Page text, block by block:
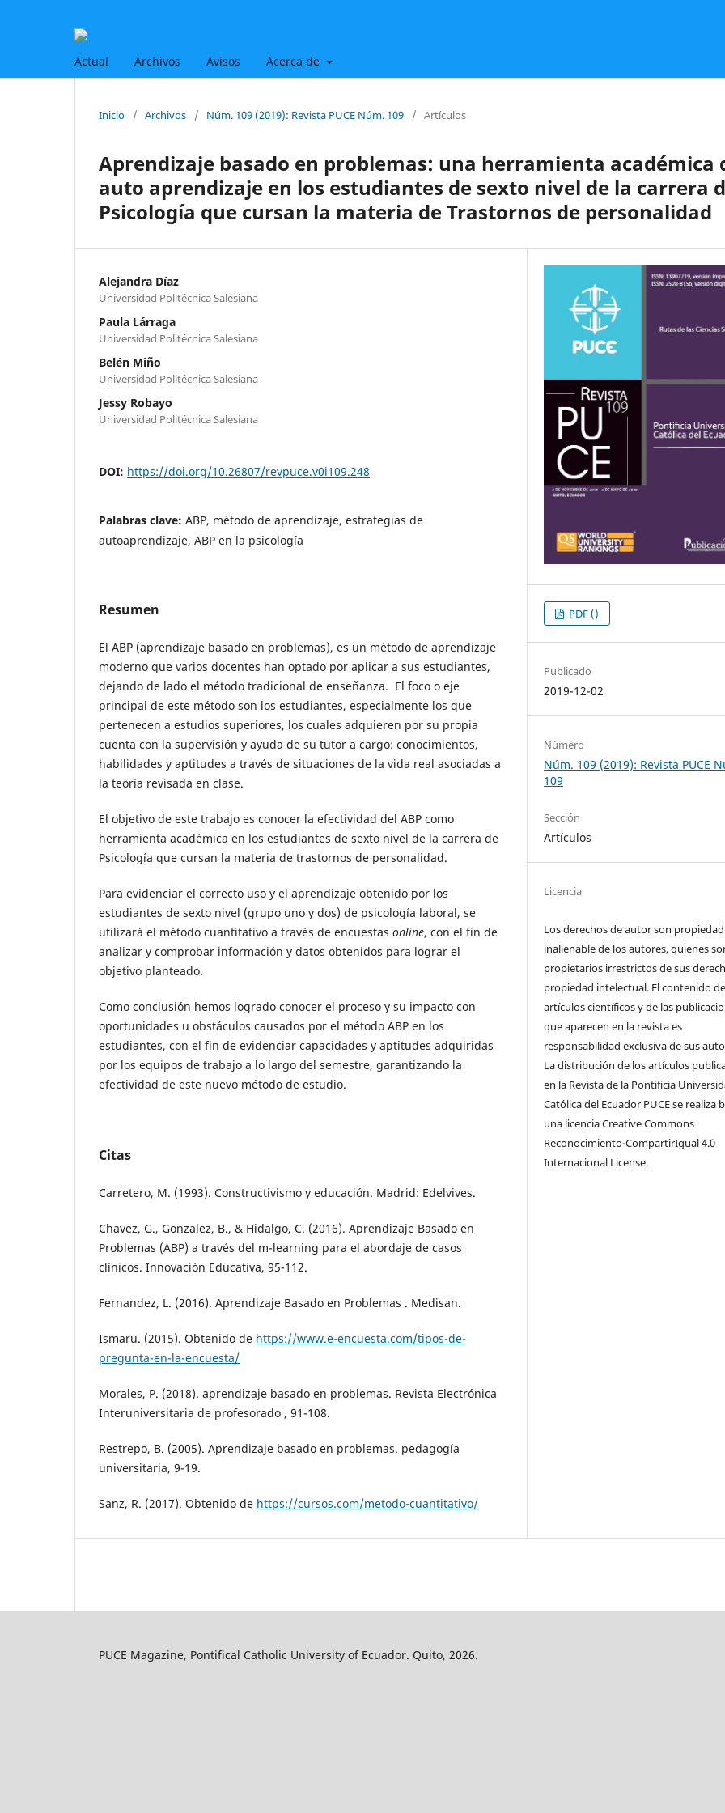
Actual Archivos Avisos Acerca de
Inicio / Archivos / Núm. 109 (2019): Revista PUCE Núm. 109 / Artículos
Aprendizaje basado en problemas: una herramienta académica
auto aprendizaje en los estudiantes de sexto nivel de la carrera
Psicología que cursan la materia de Trastornos de personalidad
Alejandra Díaz
Universidad Politécnica Salesiana
Paula Lárraga
Universidad Politécnica Salesiana
Belén Miño
Universidad Politécnica Salesiana
Jessy Robayo
Universidad Politécnica Salesiana
DOI: https://doi.org/10.26807/revpuce.v0i109.248
Palabras clave: ABP, método de aprendizaje, estrategias de
autoaprendizaje, ABP en la psicología
Resumen
El ABP (aprendizaje basado en problemas), es un método de aprendizaje
moderno que varios docentes han optado por aplicar a sus estudiantes,
dejando de lado el método tradicional de enseñanza. El foco o eje
principal de este método son los estudiantes, especialmente los que
pertenecen a estudios superiores, los cuales adquieren por su propia
cuenta con la supervisión y ayuda de su tutor a cargo: conocimientos,
habilidades y aptitudes a través de situaciones de la vida real asociadas a
la teoría revisada en clase.
El objetivo de este trabajo es conocer la efectividad del ABP como
herramienta académica en los estudiantes de sexto nivel de la carrera de
Psicología que cursan la materia de trastornos de personalidad.
Para evidenciar el correcto uso y el aprendizaje obtenido por los
estudiantes de sexto nivel (grupo uno y dos) de psicología laboral, se
utilizará el método cuantitativo a través de encuestas online, con el fin de
analizar y comprobar información y datos obtenidos para lograr el
objetivo planteado.
Como conclusión hemos logrado conocer el proceso y su impacto con
oportunidades u obstáculos causados por el método ABP en los
estudiantes, con el fin de evidenciar capacidades y aptitudes adquiridas
por los equipos de trabajo a lo largo del semestre, garantizando la
efectividad de este nuevo método de estudio.
Citas
Carretero, M. (1993). Constructivismo y educación. Madrid: Edelvives.
Chavez, G., Gonzalez, B., & Hidalgo, C. (2016). Aprendizaje Basado en
Problemas (ABP) a través del m-learning para el abordaje de casos
clínicos. Innovación Educativa, 95-112.
Fernandez, L. (2016). Aprendizaje Basado en Problemas . Medisan.
Ismaru. (2015). Obtenido de https://www.e-encuesta.com/tipos-de-
pregunta-en-la-encuesta/
Morales, P. (2018). aprendizaje basado en problemas. Revista Electrónica
Interuniversitaria de profesorado , 91-108.
Restrepo, B. (2005). Aprendizaje basado en problemas. pedagogía
universitaria, 9-19.
Sanz, R. (2017). Obtenido de https://cursos.com/metodo-cuantitativo/
PDF ()
Publicado
2019-12-02
Número
Núm. 109 (2019): Revista PUCE
109
Sección
Artículos
Licencia
Los derechos de autor son propiedad
inalienable de los autores, quienes
propietarios irrestrictos de sus
propiedad intelectual. El contenido
artículos científicos y de las
que aparecen en la revista es
responsabilidad exclusiva de sus
La distribución de los artí­culos
en la Revista de la Pontificia
Católica del Ecuador PUCE se realiza
una licencia Creative Commons
Reconocimiento-CompartirIgual 4.0
Internacional License.
PUCE Magazine, Pontifical Catholic University of Ecuador. Quito, 2026.